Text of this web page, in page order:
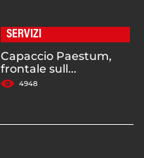
SERVIZI
Capaccio Paestum,
frontale sull...
4948